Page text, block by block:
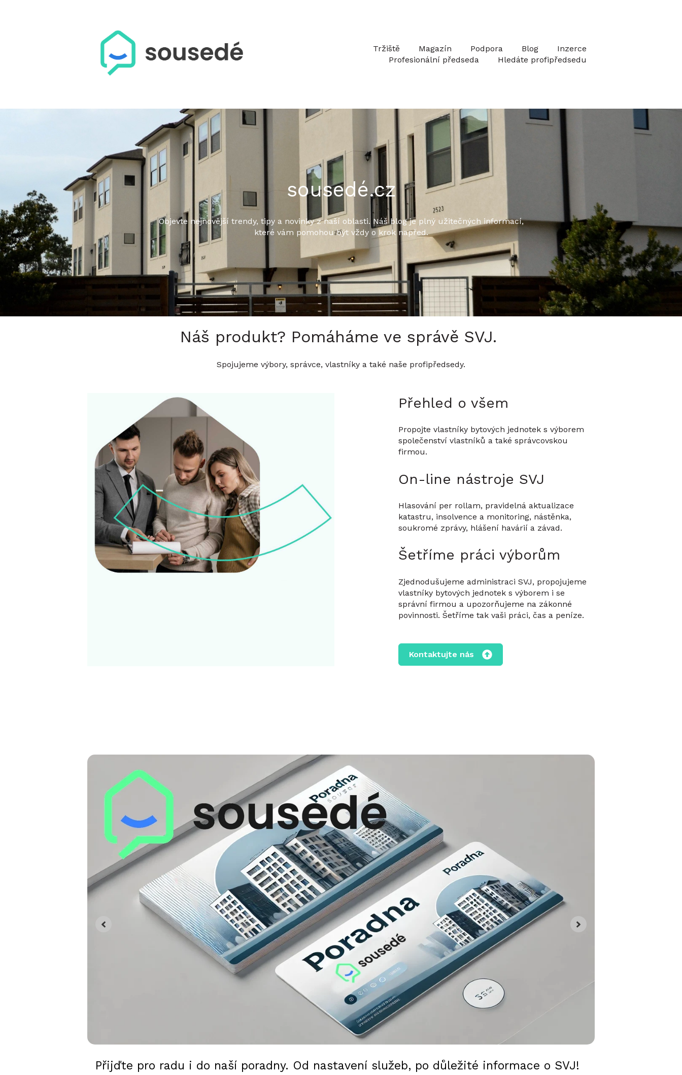
Tržiště Magazín Podpora Blog
Inzerce
Profesionální předseda
Hledáte profipředsedu
sousedé.cz
Objevte nejnovější trendy, tipy a novinky z naší oblasti. Náš blog je plný užitečných informací,
které vám pomohou být vždy o krok napřed.
Náš produkt? Pomáháme ve správě SVJ.
Spojujeme výbory, správce, vlastníky a také naše profipředsedy.
Přehled o všem
Propojte vlastníky bytových jednotek s výborem
společenství vlastníků a také správcovskou
firmou.
On-line nástroje SVJ
Hlasování per rollam, pravidelná aktualizace
katastru, insolvence a monitoring, nástěnka,
soukromé zprávy, hlášení havárií a závad.
Šetříme práci výborům
Zjednodušujeme administraci SVJ, propojujeme
vlastníky bytových jednotek s výborem i se
správní firmou a upozorňujeme na zákonné
povinnosti. Šetříme tak vaši práci, čas a peníze.
Kontaktujte nás
Přijďte pro radu i do naší poradny. Od nastavení služeb, po důležité informace o SVJ!
Trendy ze světa SVJ, nové zákony, nebo důležité náležitosti patřící k řízení SVJ!